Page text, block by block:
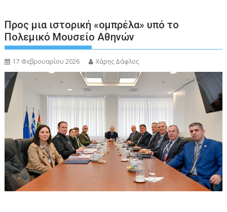
Προς μια ιστορική «ομπρέλα» υπό το
Πολεμικό Μουσείο Αθηνών
17 Φεβρουαρίου 2026 Χάρης Δάφλος